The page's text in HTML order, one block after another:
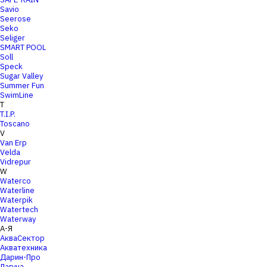
Savio
Seerose
Seko
Seliger
SMART POOL
Soll
Speck
Sugar Valley
Summer Fun
SwimLine
T
T.I.P.
Toscano
V
Van Erp
Velda
Vidrepur
W
Waterco
Waterline
Waterpik
Watertech
Waterway
А-Я
АкваСектор
Акватехника
Дарин-Про